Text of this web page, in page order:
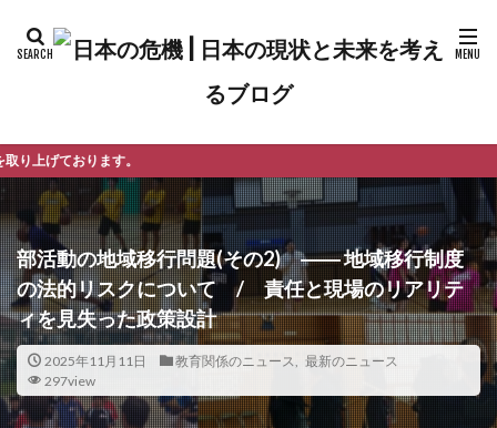
部活動の地域移行問題(その2) ―― 地域移行制度
の法的リスクについて / 責任と現場のリアリテ
ィを見失った政策設計
2025年11月11日 教育関係のニュース
最新のニュース
297view